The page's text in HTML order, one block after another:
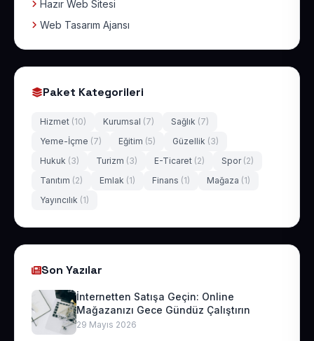
Hazır Web Sitesi
Web Tasarım Ajansı
Paket Kategorileri
Hizmet (10) Kurumsal (7) Sağlık (7)
Yeme-İçme (7) Eğitim (5) Güzellik (3)
Hukuk (3) Turizm (3) E-Ticaret (2) Spor (2)
Tanıtım (2) Emlak (1) Finans (1) Mağaza (1)
Yayıncılık (1)
Son Yazılar
İnternetten Satışa Geçin: Online
Mağazanızı Gece Gündüz Çalıştırın
29 Mayıs 2026